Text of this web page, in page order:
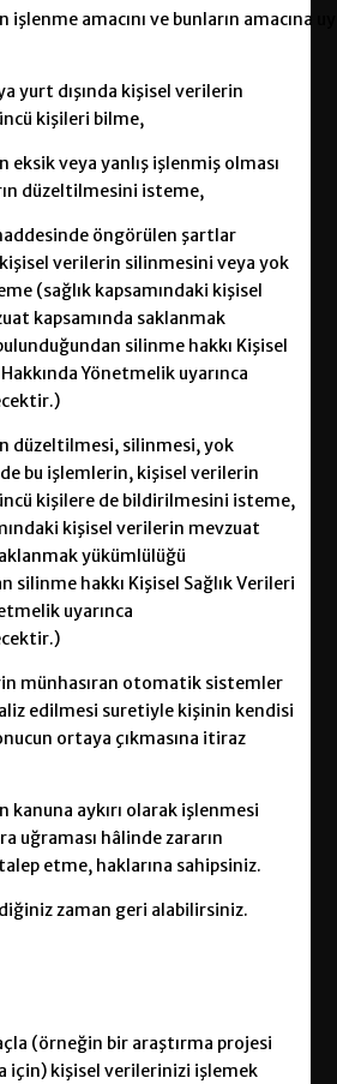
işlenme amacını ve bunların amacına
yurt dışında kişisel verilerin
kişileri bilme,
eksik veya yanlış işlenmiş olması
düzeltilmesini isteme,
öngörülen şartlar
verilerin silinmesini veya yok
(sağlık kapsamındaki kişisel
kapsamında saklanmak
silinme hakkı Kişisel
Yönetmelik uyarınca
düzeltilmesi, silinmesi, yok
bu işlemlerin, kişisel verilerin
kişilere de bildirilmesini isteme,
kişisel verilerin mevzuat
yükümlülüğü
silinme hakkı Kişisel Sağlık Verileri
uyarınca
münhasıran otomatik sistemler
edilmesi suretiyle kişinin kendisi
ortaya çıkmasına itiraz
kanuna aykırı olarak işlenmesi
uğraması hâlinde zararın
etme, haklarına sahipsiniz.
zaman geri alabilirsiniz.
(örneğin bir araştırma projesi
için) kişisel verilerinizi işlemek